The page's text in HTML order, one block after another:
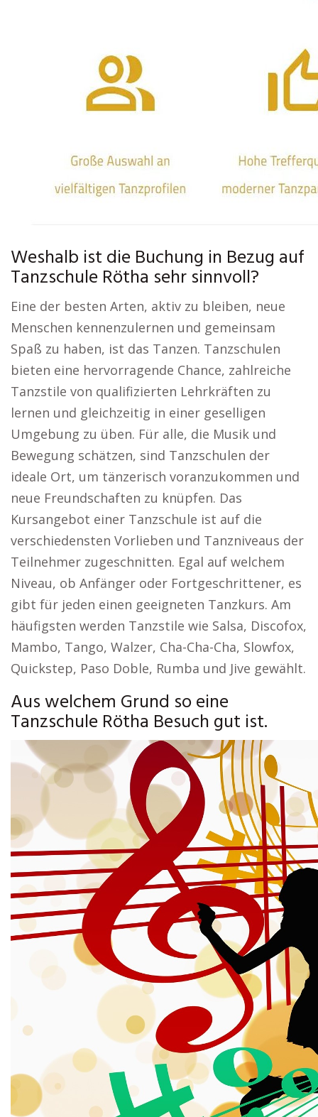
Weshalb ist die Buchung in Bezug auf
Tanzschule Rötha sehr sinnvoll?
Eine der besten Arten, aktiv zu bleiben, neue
Menschen kennenzulernen und gemeinsam
Spaß zu haben, ist das Tanzen. Tanzschulen
bieten eine hervorragende Chance, zahlreiche
Tanzstile von qualifizierten Lehrkräften zu
lernen und gleichzeitig in einer geselligen
Umgebung zu üben. Für alle, die Musik und
Bewegung schätzen, sind Tanzschulen der
ideale Ort, um tänzerisch voranzukommen und
neue Freundschaften zu knüpfen. Das
Kursangebot einer Tanzschule ist auf die
verschiedensten Vorlieben und Tanzniveaus der
Teilnehmer zugeschnitten. Egal auf welchem
Niveau, ob Anfänger oder Fortgeschrittener, es
gibt für jeden einen geeigneten Tanzkurs. Am
häufigsten werden Tanzstile wie Salsa, Discofox,
Mambo, Tango, Walzer, Cha-Cha-Cha, Slowfox,
Quickstep, Paso Doble, Rumba und Jive gewählt.
Aus welchem Grund so eine
Tanzschule Rötha Besuch gut ist.